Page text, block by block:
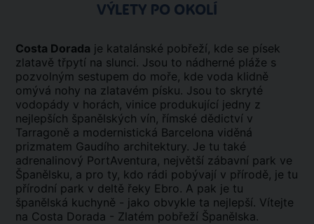
VÝLETY PO OKOLÍ
Costa Dorada je katalánské pobřeží, kde se písek
zlatavě třpytí na slunci. Jsou to nádherné pláže s
pozvolným sestupem do moře, kde voda klidně
omývá nohy na zlatavém písku. Jsou to skryté
vodopády v horách, vinice produkující jedny z
nejlepších španělských vín, římské dědictví v
Tarragoně a modernistická Barcelona viděná
prizmatem Gaudího architektury. Je tu také
adrenalinový PortAventura, největší zábavní park ve
Španělsku, a pro ty, kdo rádi pobývají v přírodě, je tu
přírodní park v deltě řeky Ebro. A pak je tu
španělská kuchyně - jako obvykle ta nejlepší. Vítejte
na Costa Dorada - Zlatém pobřeží Španělska.